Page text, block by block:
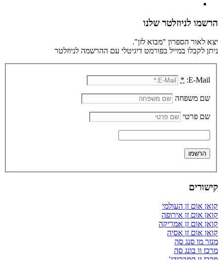
הרשמו לניוזלטר שלנו
יצא לאור הספרון "מבוא לזן".
ניתן לקבלו במייל בפורמט דיגיטלי עם ההרשמה לניוזלטר
E-Mail:
*
שם משפחה
שם פרטי
קישורים
קואן אום זן העולמי
קואן אום זן אירופה
קואן אום זן אמריקה
קואן אום זן אסיה
מנזר מו סנג סה
מרכז וו בונג סה